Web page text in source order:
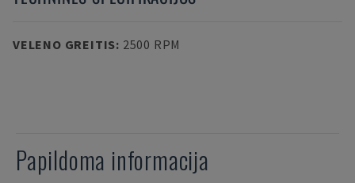
VELENO GREITIS: 2500 RPM
Papildoma informacija